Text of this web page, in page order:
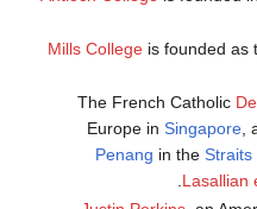
Mills Collegeis founded as
The French Catholic
Europe in Singapore,
Penang in the Straits
Lasallian